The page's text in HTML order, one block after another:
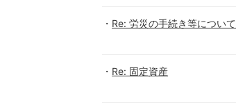
Re: 労災の手続き等について
Re: 固定資産